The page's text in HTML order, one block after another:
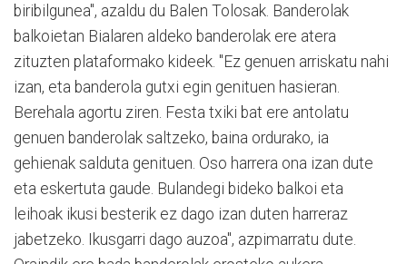
biribilgunea", azaldu du Balen Tolosak. Banderolak
balkoietan Bialaren aldeko banderolak ere atera
zituzten plataformako kideek. "Ez genuen arriskatu nahi
izan, eta banderola gutxi egin genituen hasieran.
Berehala agortu ziren. Festa txiki bat ere antolatu
genuen banderolak saltzeko, baina ordurako, ia
gehienak salduta genituen. Oso harrera ona izan dute
eta eskertuta gaude. Bulandegi bideko balkoi eta
leihoak ikusi besterik ez dago izan duten harreraz
jabetzeko. Ikusgarri dago auzoa", azpimarratu dute.